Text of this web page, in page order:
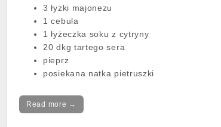
3 łyżki majonezu
1 cebula
1 łyżeczka soku z cytryny
20 dkg tartego sera
pieprz
posiekana natka pietruszki
Read more →